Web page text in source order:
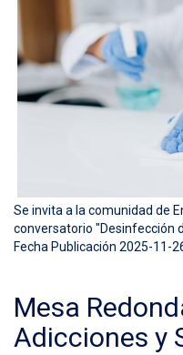
Se invita a la comunidad de
conversatorio "Desinfección
Fecha Publicación 2025-11-
Mesa
Adicciones y